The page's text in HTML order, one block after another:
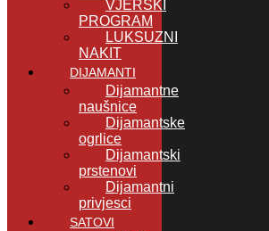
VJERSKI
PROGRAM
LUKSUZNI
NAKIT
DIJAMANTI
Dijamantne
naušnice
Dijamantske
ogrlice
Dijamantski
prstenovi
Dijamantni
privjesci
SATOVI